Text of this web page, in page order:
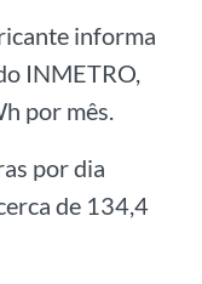
informa
INMETRO,
por mês.
por dia
de 134,4